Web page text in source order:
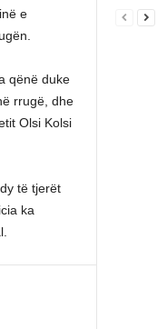
e
qënë duke
rrugë, dhe
Olsi Kolsi
të tjerët
ka